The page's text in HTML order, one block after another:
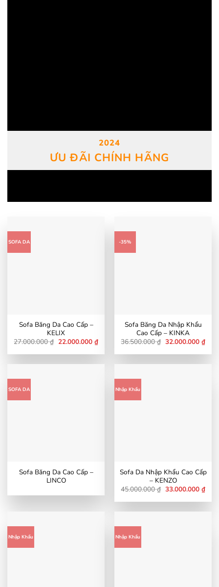
2024
ƯU ĐÃI CHÍNH HÃNG
SOFA DA
Sofa Băng Da Cao Cấp –
KELIX
27.000.000₫ Giá
là:
22.000.000 ₫Giá
hiện
tại
22.000.000 ₫.
-35%
Sofa Băng Da Nhập Khẩu
Cao Cấp – KINKA
36.500.000₫ Giá
là:
32.000.000 ₫Giá
hiện
tại
SOFA DA
Sofa Băng Da Cao Cấp –
LINCO
Nhập Khẩu
Sofa Da Nhập Khẩu Cao Cấp
– KENZO
45.000.000₫ Giá
là:
33.000.000 ₫Giá
hiện
tại
Nhập Khẩu Nhập Khẩu